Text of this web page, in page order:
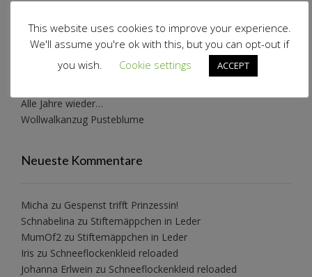
Konzertkleidung
Alle Jahre wieder…
Wollwalkanzug Pusteblume
Neueste Kommentare
Micha zu Gespenst trifft Prinzessin!
Schnabelina zu Stiftemäppchen in Leder
MumOf2 zu Stiftemäppchen in Leder
Iris zu Schneeflockenkleid reloaded
Johanna Erlwein zu Schneeflockenkleid reloaded
This website uses cookies to improve your experience.
We'll assume you're ok with this, but you can opt-out if
you wish.
Cookie settings ACCEPT